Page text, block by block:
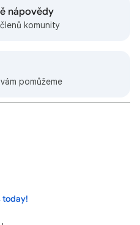
nápovědy
komunity
pomůžeme
today!